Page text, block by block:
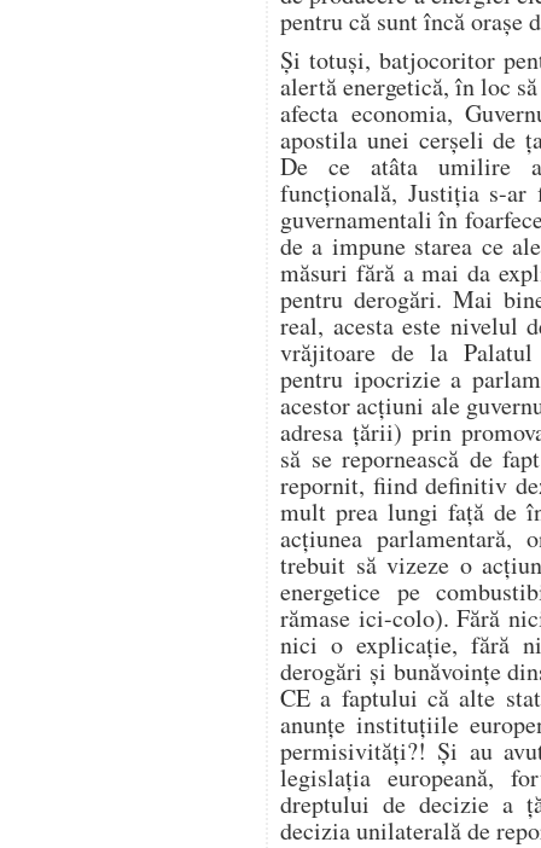
pentru că sunt încă orașe
Și totuși, batjocoritor
alertă energetică, în loc
afecta economia,
apostila unei cerșeli de
De ce atâta umilire
funcțională, Justiția s-
guvernamentali în
de a impune starea ce
măsuri fără a mai da
pentru derogări. Mai
real, acesta este nivelul
vrăjitoare de la
pentru ipocrizie a
acestor acțiuni ale
adresa țării) prin
să se repornească de
repornit, fiind definitiv
mult prea lungi față de
acțiunea
trebuit să vizeze o
energetice pe
rămase ici-colo). Fără
nici o explicație, fără
derogări și bunăvoințe
CE a faptului că alte
anunțe instituțiile
permisivități?! Și au
legislația europeană,
dreptului de decizie a
decizia unilaterală de